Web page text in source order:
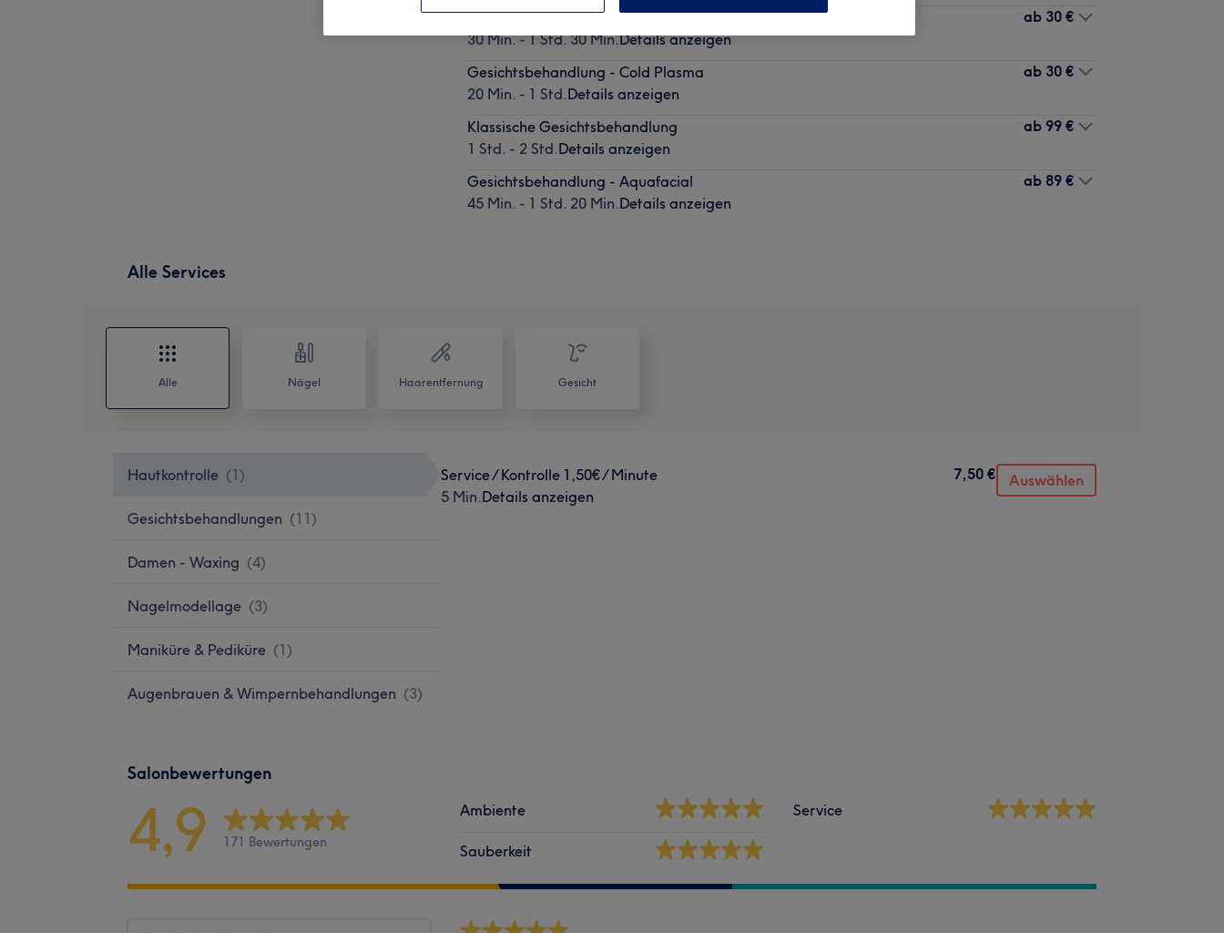
Gesichtsbehandlung - Akne
30 Min. - 1 Std. 30 Min.Details anzeigen
ab 30 €
Gesichtsbehandlung - Cold Plasma
20 Min. - 1 Std.Details anzeigen
ab 30 €
Klassische Gesichtsbehandlung
1 Std. - 2 Std.Details anzeigen
ab 99 €
Gesichtsbehandlung - Aquafacial
45 Min. - 1 Std. 20 Min.Details anzeigen
ab 89 €
Alle Services
Alle Nägel Haarentfernung Gesicht
Hautkontrolle (1 )
Gesichtsbehandlungen (11)
Damen - Waxing (4)
Nagelmodellage (3)
Maniküre & Pediküre (1)
Augenbrauen & Wimpernbehandlungen (3)
Service / Kontrolle 1,50€ / Minute
5 Min.Details anzeigen
7,50 € Auswählen
Salonbewertungen
4,9 171 Bewertungen
Ambiente
Sauberkeit
Service